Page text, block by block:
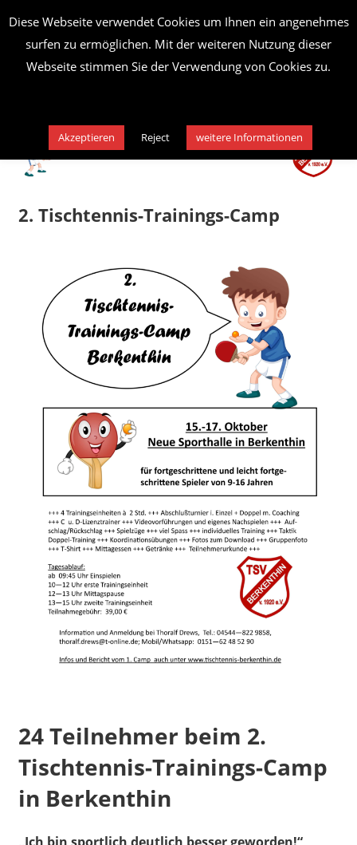
Inhalt
springen
TSV
Berkenthin
Tischtennis
Tischtennis
in
Berkenthin
2. Tischtennis-Trainings-Camp
24 Teilnehmer beim 2.
Tischtennis-Trainings-Camp
in Berkenthin
„Ich bin sportlich deutlich besser geworden!“
Diese Webseite verwendet Cookies um Ihnen ein angenehmes
surfen zu ermöglichen. Mit der weiteren Nutzung dieser
Webseite stimmen Sie der Verwendung von Cookies zu.
Akzeptieren Reject weitere Informationen